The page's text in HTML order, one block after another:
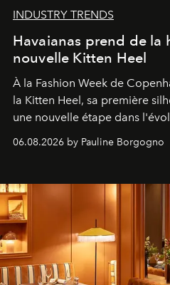
INDUSTRY TRENDS
Havaianas prend de la
nouvelle Kitten Heel
À la Fashion Week de
la Kitten Heel, sa première
une nouvelle étape dans
06.08.2026 by Pauline Borgogno